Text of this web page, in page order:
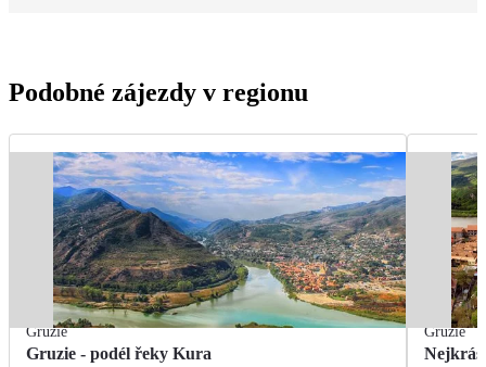
Podobné zájezdy v regionu
Gruzie
Gruzie - podél řeky Kura
Gruzie